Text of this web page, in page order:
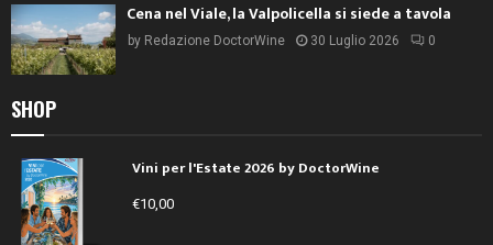
Cena nel Viale, la Valpolicella si siede a tavola
by Redazione DoctorWine 30 Luglio 2026 0
SHOP
Vini per l'Estate 2026 by DoctorWine
€10,00